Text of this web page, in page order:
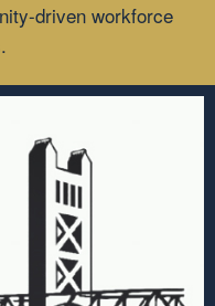
driven workforce